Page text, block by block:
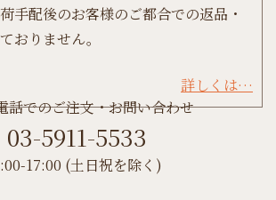
手配後のお客様のご都合での返品・
おりません。
詳しくは…
話でのご注文・お問い合わせ
03-5911-5533
17:00 (土日祝を除く)